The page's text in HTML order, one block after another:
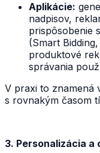
Aplikácie:
nadpisov,
prispôsobenie
(Smart
produktové
správania
V praxi to znamená
s rovnakým časom
3. Personalizácia